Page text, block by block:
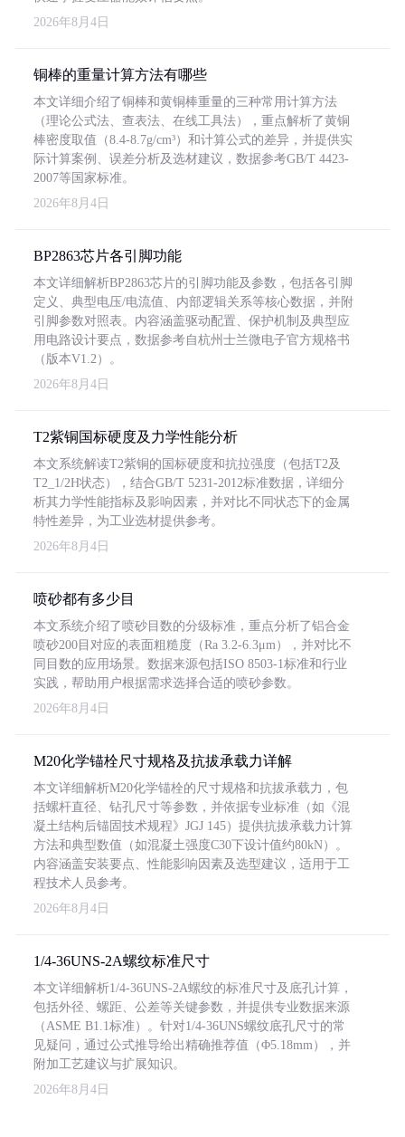
2026年8月4日
铜棒的重量计算方法有哪些
本文详细介绍了铜棒和黄铜棒重量的三种常用计算方法
（理论公式法、查表法、在线工具法），重点解析了黄铜
棒密度取值（8.4-8.7g/cm³）和计算公式的差异，并提供实
际计算案例、误差分析及选材建议，数据参考GB/T 4423-
2007等国家标准。
2026年8月4日
BP2863芯片各引脚功能
本文详细解析BP2863芯片的引脚功能及参数，包括各引脚
定义、典型电压/电流值、内部逻辑关系等核心数据，并附
引脚参数对照表。内容涵盖驱动配置、保护机制及典型应
用电路设计要点，数据参考自杭州士兰微电子官方规格书
（版本V1.2）。
2026年8月4日
T2紫铜国标硬度及力学性能分析
本文系统解读T2紫铜的国标硬度和抗拉强度（包括T2及
T2_1/2H状态），结合GB/T 5231-2012标准数据，详细分
析其力学性能指标及影响因素，并对比不同状态下的金属
特性差异，为工业选材提供参考。
2026年8月4日
喷砂都有多少目
本文系统介绍了喷砂目数的分级标准，重点分析了铝合金
喷砂200目对应的表面粗糙度（Ra 3.2-6.3μm），并对比不
同目数的应用场景。数据来源包括ISO 8503-1标准和行业
实践，帮助用户根据需求选择合适的喷砂参数。
2026年8月4日
M20化学锚栓尺寸规格及抗拔承载力详解
本文详细解析M20化学锚栓的尺寸规格和抗拔承载力，包
括螺杆直径、钻孔尺寸等参数，并依据专业标准（如《混
凝土结构后锚固技术规程》JGJ 145）提供抗拔承载力计算
方法和典型数值（如混凝土强度C30下设计值约80kN）。
内容涵盖安装要点、性能影响因素及选型建议，适用于工
程技术人员参考。
2026年8月4日
1/4-36UNS-2A螺纹标准尺寸
本文详细解析1/4-36UNS-2A螺纹的标准尺寸及底孔计算，
包括外径、螺距、公差等关键参数，并提供专业数据来源
（ASME B1.1标准）。针对1/4-36UNS螺纹底孔尺寸的常
见疑问，通过公式推导给出精确推荐值（Φ5.18mm），并
附加工艺建议与扩展知识。
2026年8月4日